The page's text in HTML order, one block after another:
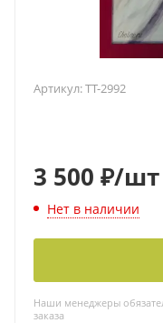
Артикул:TT-2992
3 500 ₽/шт
Нет в наличии
Наши менеджеры
заказа